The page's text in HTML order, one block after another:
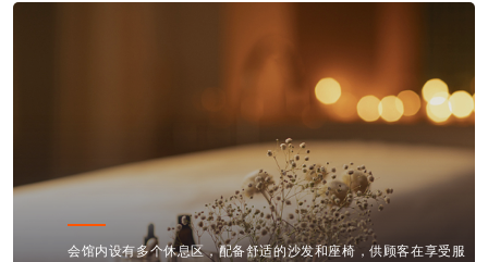
内部装修融合现代设计元素，使用柔和的色调和温馨的照明，营造